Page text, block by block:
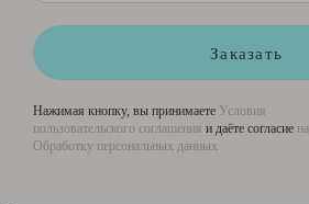
Заказать
Нажимая кнопку, вы принимаете Условия
пользовательского соглашения и даёте согласие на
Обработку персональных данных